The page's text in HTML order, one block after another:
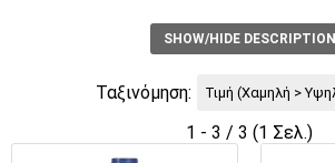
SHOW/HIDE DESCRIPTION
Ταξινόμηση:
1 - 3 / 3 (1 Σελ.)